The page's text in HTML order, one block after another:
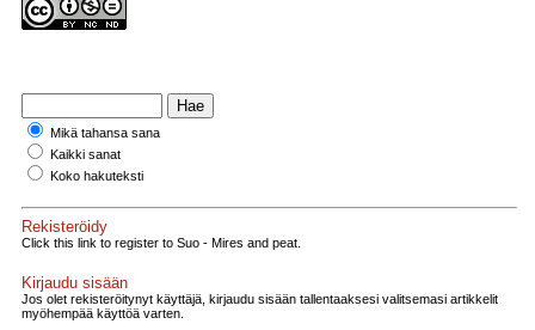
Mikä tahansa sana
Kaikki sanat
Koko hakuteksti
Rekisteröidy
Click this link to register to Suo - Mires and peat.
Kirjaudu sisään
Jos olet rekisteröitynyt käyttäjä, kirjaudu sisään tallentaaksesi valitsemasi artikkelit
myöhempää käyttöä varten.